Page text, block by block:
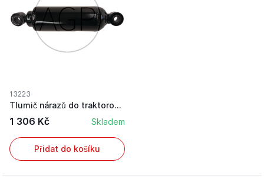
13223
Tlumič nárazů do traktorového sedadla
1 306 Kč Skladem
Přidat do košíku